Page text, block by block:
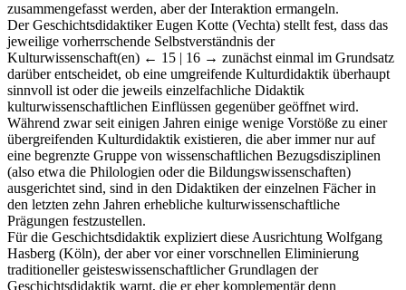
zusammengefasst werden, aber der Interaktion ermangeln.
Der Geschichtsdidaktiker Eugen Kotte (Vechta) stellt fest, dass das
jeweilige vorherrschende Selbstverständnis der
Kulturwissenschaft(en) ← 15 | 16 → zunächst einmal im Grundsatz
darüber entscheidet, ob eine umgreifende Kulturdidaktik überhaupt
sinnvoll ist oder die jeweils einzelfachliche Didaktik
kulturwissenschaftlichen Einflüssen gegenüber geöffnet wird.
Während zwar seit einigen Jahren einige wenige Vorstöße zu einer
übergreifenden Kulturdidaktik existieren, die aber immer nur auf
eine begrenzte Gruppe von wissenschaftlichen Bezugsdisziplinen
(also etwa die Philologien oder die Bildungswissenschaften)
ausgerichtet sind, sind in den Didaktiken der einzelnen Fächer in
den letzten zehn Jahren erhebliche kulturwissenschaftliche
Prägungen festzustellen.
Für die Geschichtsdidaktik expliziert diese Ausrichtung Wolfgang
Hasberg (Köln), der aber vor einer vorschnellen Eliminierung
traditioneller geisteswissenschaftlicher Grundlagen der
Geschichtsdidaktik warnt, die er eher komplementär denn